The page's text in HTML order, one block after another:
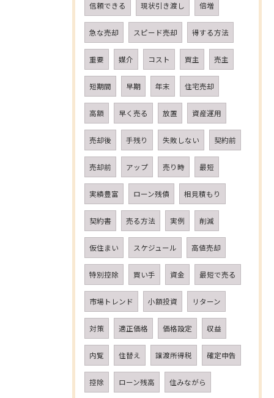
信頼できる 現状引き渡し 倍増
急な売却 スピード売却 得する方法
重要 媒介 コスト 買主 売主
短期間 早期 年末 住宅売却
高額 早く売る 放置 資産運用
売却後 手残り 失敗しない 契約前
売却前 アップ 売り時 最短
実績豊富 ローン残債 相見積もり
契約書 売る方法 実例 削減
仮住まい スケジュール 高値売却
特別控除 買い手 資金 最短で売る
市場トレンド 小額投資 リターン
対策 適正価格 価格設定 収益
内覧 住替え 譲渡所得税 確定申告
控除 ローン残高 住みながら